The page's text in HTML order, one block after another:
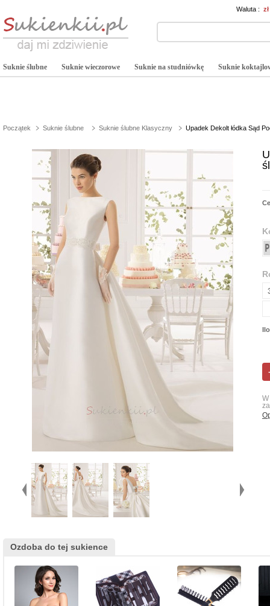
Waluta :
Suknie ślubne Suknie wieczorowe Suknie na studniówkę Suknie
Początek Suknie ślubne Suknie ślubne Klasyczny Upadek Dekolt łódka Sąd
Ozdoba do tej sukience